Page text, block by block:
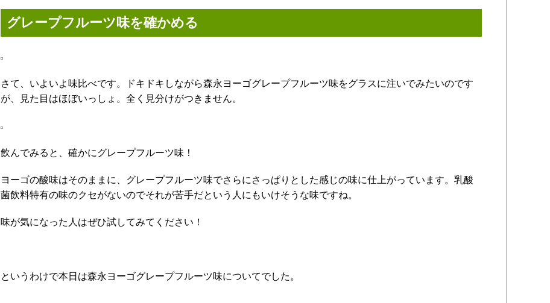
グレープフルーツ味を確かめる
さて、いよいよ味比べです。ドキドキしながら森永ヨーゴグレープフルーツ味をグラスに注いでみたいのです
が、見た目はほぼいっしょ。全く見分けがつきません。
飲んでみると、確かにグレープフルーツ味！
ヨーゴの酸味はそのままに、グレープフルーツ味でさらにさっぱりとした感じの味に仕上がっています。乳酸
菌飲料特有の味のクセがないのでそれが苦手だという人にもいけそうな味ですね。
味が気になった人はぜひ試してみてください！
というわけで本日は森永ヨーゴグレープフルーツ味についてでした。